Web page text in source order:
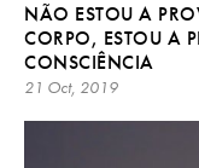
NÃO ESTOU A
CORPO, ESTOU A
CONSCIÊNCIA
21 Oct, 2019